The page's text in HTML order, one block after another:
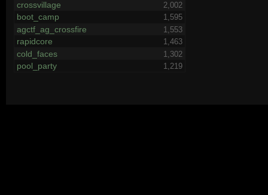
crossvillage 2,002
boot_camp 1,595
agctf_ag_crossfire 1,553
rapidcore 1,463
cold_faces 1,302
pool_party 1,219